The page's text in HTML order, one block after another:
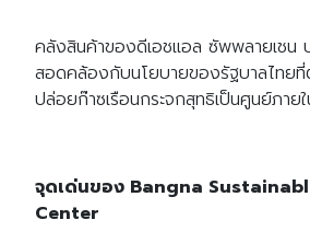
คลังสินค้าของดีเอชแอล ซัพพลายเชน
สอดคล้องกับนโยบายของรัฐบาลไทยที่
ปล่อยก๊าซเรือนกระจกสุทธิเป็นศูนย์ภา
จุดเด่นของ Bangna
Center